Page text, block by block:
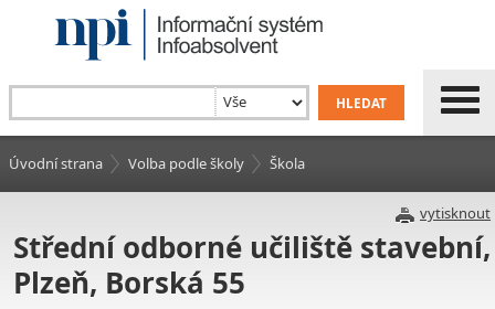
Úvodní strana Volba podle školy Škola
vytisknout
Střední odborné učiliště stavební,
Plzeň, Borská 55